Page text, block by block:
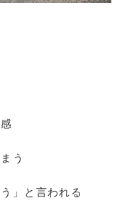
う
」と言われる